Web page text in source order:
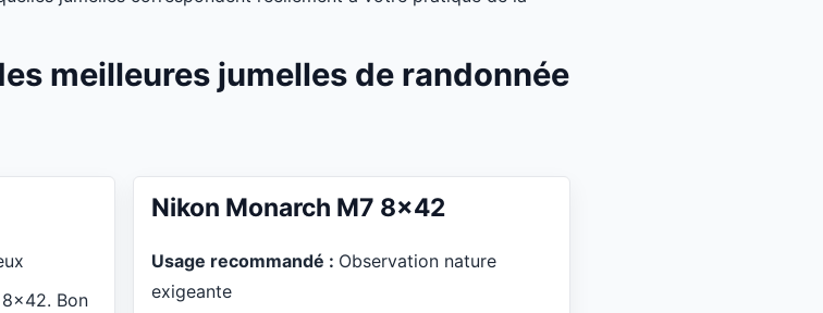
meilleures jumelles de randonnée
Bon
Nikon Monarch M7 8x42
Usage recommandé : Observation nature
exigeante